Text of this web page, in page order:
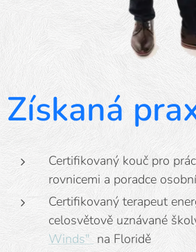
Získaná
Certifikovaný kouč pro
rovnicemi a poradce
Certifikovaný terapeut
celosvětově uznávané
Winds" na Floridě